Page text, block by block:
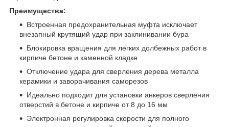
Преимущества:
Встроенная предохранительная муфта исключает
внезапный крутящий удар при заклинивании бура
Блокировка вращения для легких долбежных работ в
кирпиче бетоне и каменной кладке
Отключение удара для сверления дерева металла
керамики и заворачивания саморезов
Идеально подходит для установки анкеров сверления
отверстий в бетоне и кирпиче от 8 до 16 мм
Электронная регулировка скорости для полного